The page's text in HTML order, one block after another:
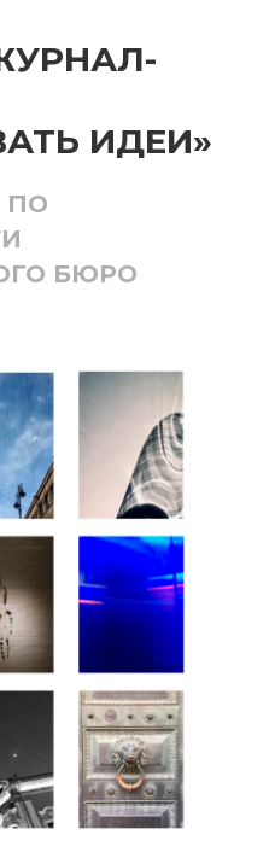
ИДЕИ»
ПО
БЮРО